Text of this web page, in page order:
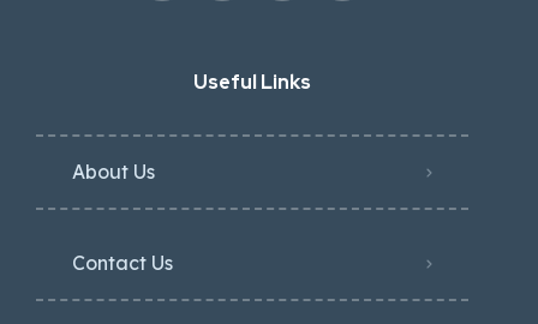
Useful Links
About Us
Contact Us